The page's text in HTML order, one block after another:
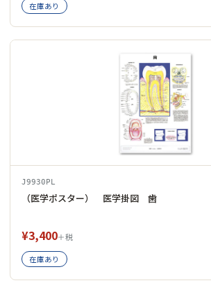
在庫あり
J9930PL
（医学ポスター） 医学掛図 歯
¥3,400＋税
在庫あり